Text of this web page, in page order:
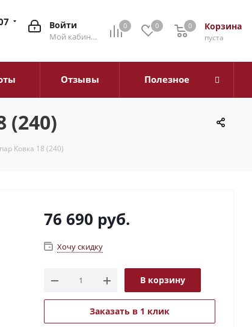
0 0 Корзина
0
пуста
0
Войти
Мой кабинет
Отзывы Полезное
(240)
Ковка 18 (240)
76 690 руб.
Хочу скидку
В корзину
Заказать в 1 клик